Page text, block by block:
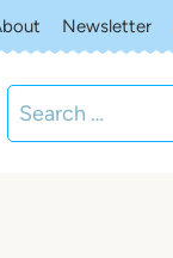
Newsletter
Search
for: